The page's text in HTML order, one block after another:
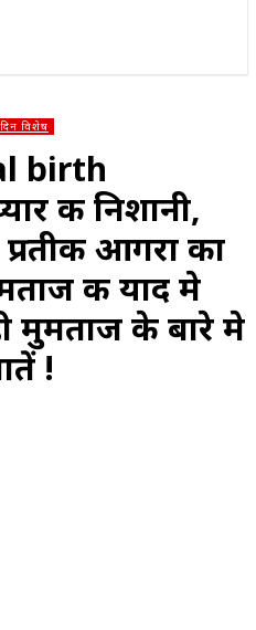
विशेष
birth
की निशानी,
आगरा का
की याद मे
मुमताज के बारे मे
!